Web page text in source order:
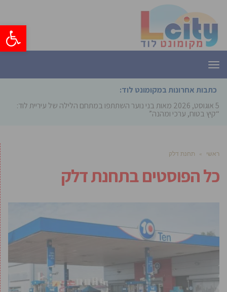
פתח
תפריט
כתבות אחרונות במקומונט לוד:
5 אוגוסט, 2026
מאות בני נוער השתתפו במתחם הלילה של עיריית לוד:
“קיץ בטוח, ערכי ומהנה”
ראשי » תחנת דלק
כל הפוסטים בתחנת דלק